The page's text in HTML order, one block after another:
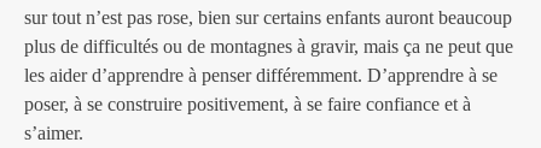
sur tout n’est pas rose, bien sur certains enfants auront beaucoup
plus de difficultés ou de montagnes à gravir, mais ça ne peut que
les aider d’apprendre à penser différemment. D’apprendre à se
poser, à se construire positivement, à se faire confiance et à
s’aimer.